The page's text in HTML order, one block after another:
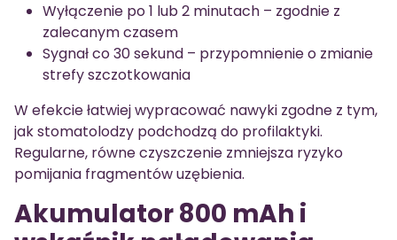
Wyłączenie po 1 lub 2 minutach – zgodnie z
zalecanym czasem
Sygnał co 30 sekund – przypomnienie o zmianie
strefy szczotkowania
W efekcie łatwiej wypracować nawyki zgodne z tym,
jak stomatolodzy podchodzą do profilaktyki.
Regularne, równe czyszczenie zmniejsza ryzyko
pomijania fragmentów uzębienia.
Akumulator 800 mAh i